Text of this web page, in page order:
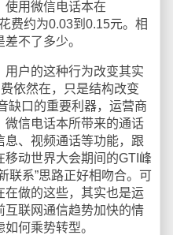
使用微信电话本在
费约为0.03到0.15元。相
不了多少。
户的这种行为改变其实
依然在，只是结构改变
缺口的重要利器，运营商
微信电话本所带来的通话
、视频通话等功能，跟
动世界大会期间的GTI峰
联系”思路正好相吻合。可
在做的这些，其实也是运
互联网通信趋势加快的情
何乘势转型。